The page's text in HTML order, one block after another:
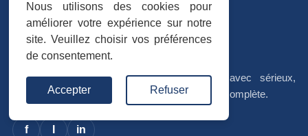
Votre séjour médical en Tunisie, organisé avec sérieux,
accompagnement personnalisé et coordination complète.
f in
Nous utilisons des cookies pour
améliorer votre expérience sur notre
site. Veuillez choisir vos préférences
de consentement.
Accepter Refuser